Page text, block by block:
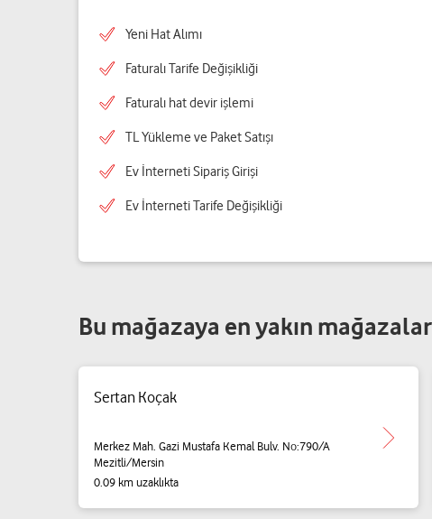
Yeni Hat Alımı
Faturalı Tarife Değişikliği
Faturalı hat devir işlemi
TL Yükleme ve Paket Satışı
Ev İnterneti Sipariş Girişi
Ev İnterneti Tarife Değişikliği
Bu mağazaya en yakın
Sertan Koçak
Merkez Mah. Gazi Mustafa Kemal Bulv. No:790/A
Mezitli/Mersin
0.09 km uzaklıkta